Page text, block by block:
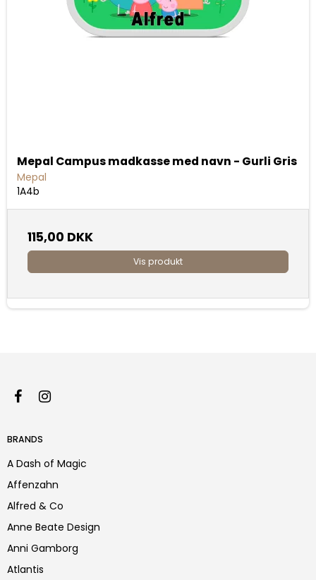
Mepal Campus madkasse med navn - Gurli Gris
Mepal
1A4b
115,00 DKK
Vis produkt
BRANDS
A Dash of Magic
Affenzahn
Alfred & Co
Anne Beate Design
Anni Gamborg
Atlantis